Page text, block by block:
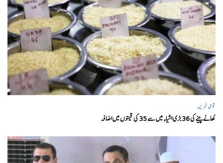
قومی خبریں
کھانے پینے کی 36 بڑی اشیاء میں سے 35 کی قیمتوں میں اضافہ